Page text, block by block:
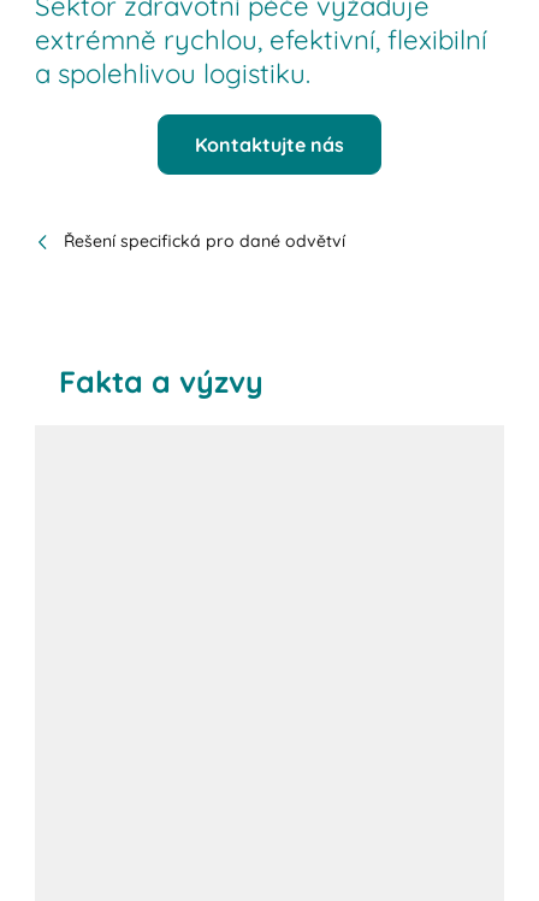
extrémně rychlou, efektivní, flexibilní
a spolehlivou logistiku.
Kontaktujte nás
Řešení specifická pro dané odvětví
Fakta a výzvy